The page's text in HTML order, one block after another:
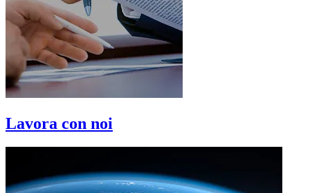
Lavora con noi